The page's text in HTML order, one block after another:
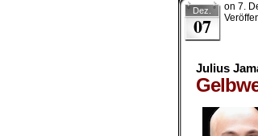
Dez.
07
on 7.
Julius